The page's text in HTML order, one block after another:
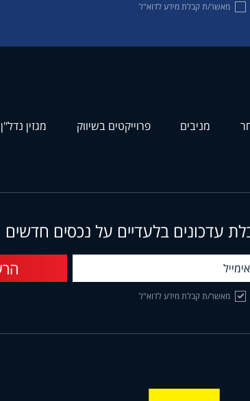
מאשר/ת קבלת מידע לדוא"ל
מניבים פרוייקטים בשיווק מגזין נדל"ן
עדכונים בלעדיים על נכסים חדשים
מאשר/ת קבלת מידע לדוא"ל